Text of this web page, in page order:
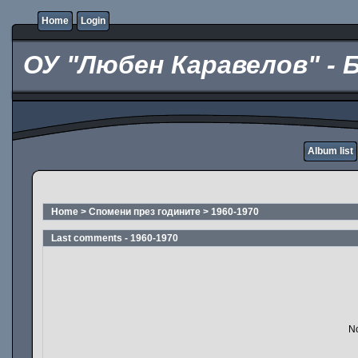
Home Login
ОУ "Любен Каравелов" -
Album list
Home > Спомени през годините > 1960-1970
Last comments - 1960-1970